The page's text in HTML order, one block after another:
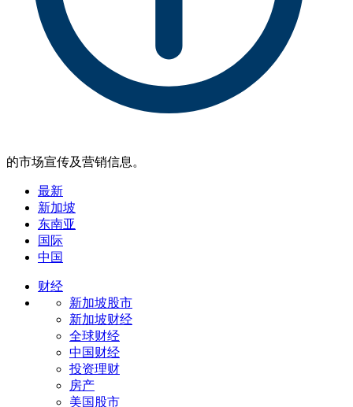
的市场宣传及营销信息。
最新
新加坡
东南亚
国际
中国
财经
新加坡股市
新加坡财经
全球财经
中国财经
投资理财
房产
美国股市